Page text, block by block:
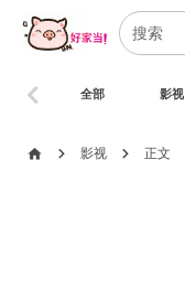
全部 影视
chevron_left
home chevron_right 影视 chevron_right 正文